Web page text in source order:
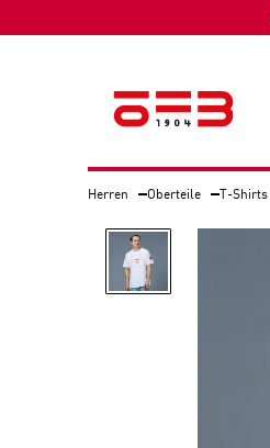
Herren Oberteile T-Shirts